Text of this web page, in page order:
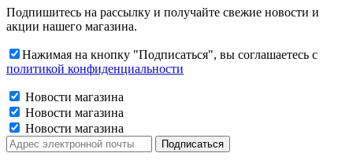
Подпишитесь на рассылку и получайте свежие новости и
акции нашего магазина.
Нажимая на кнопку "Подписаться", вы соглашаетесь с
политикой конфиденциальности
Новости магазина
Новости магазина
Новости магазина